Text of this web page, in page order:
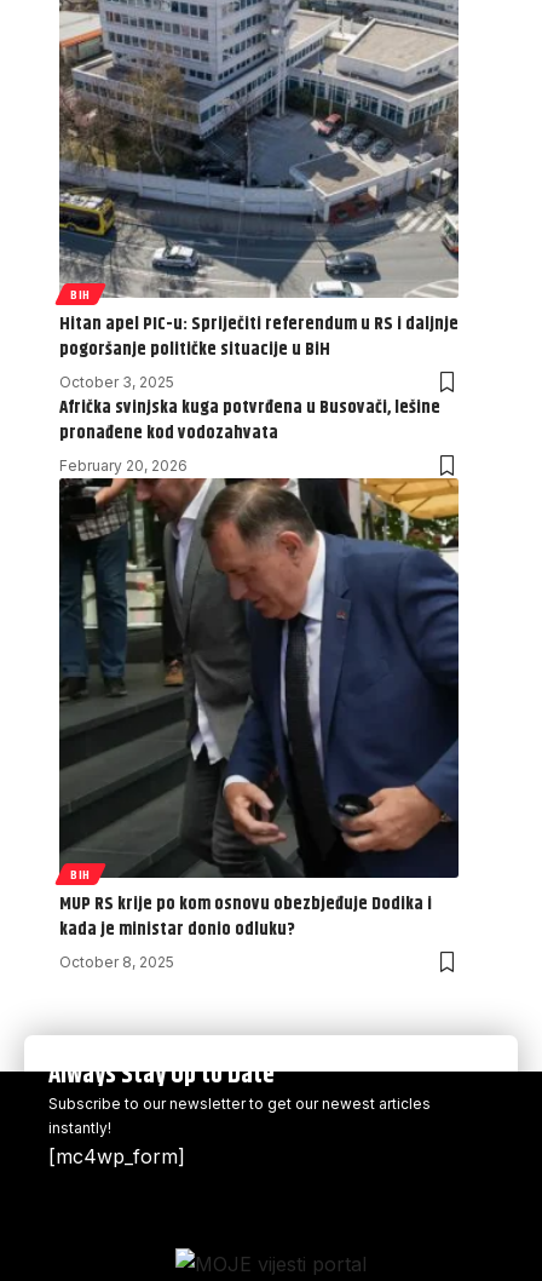
BIH
Hitan apel PIC-u: Spriječiti referendum u RS i daljnje
pogoršanje političke situacije u BiH
October 3, 2025
Afrička svinjska kuga potvrđena u Busovači, lešine
pronađene kod vodozahvata
February 20, 2026
BIH
MUP RS krije po kom osnovu obezbjeđuje Dodika i
kada je ministar donio odluku?
October 8, 2025
Always Stay Up to Date
Subscribe to our newsletter to get our newest articles
instantly!
[mc4wp_form]